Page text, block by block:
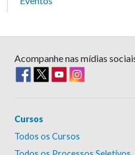
Acompanhe nas mídias
Cursos
Todos os Cursos